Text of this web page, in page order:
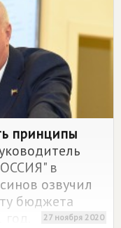
принципы
в
озвучил
бюджета
27 ноября 2020